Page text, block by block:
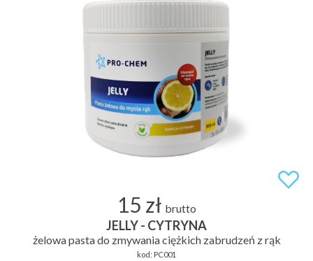
15 zł brutto
JELLY - CYTRYNA
żelowa pasta do zmywania ciężkich zabrudzeń z rąk
kod: PC001